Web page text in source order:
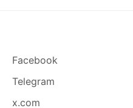
Facebook
Telegram
x.com